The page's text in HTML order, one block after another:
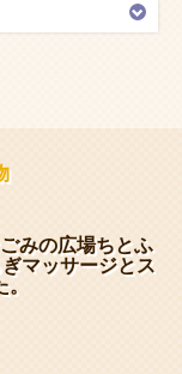
みの広場ちとふ
マッサージとス
。